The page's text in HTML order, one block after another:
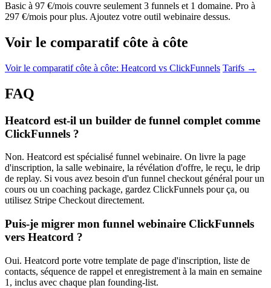
Basic à 97 €/mois couvre seulement 3 funnels et 1 domaine. Pro à
297 €/mois pour plus. Ajoutez votre outil webinaire dessus.
Voir le comparatif côte à côte
Voir le comparatif côte à côte: Heatcord vs ClickFunnels Tarifs →
FAQ
Heatcord est-il un builder de funnel complet comme
ClickFunnels ?
Non. Heatcord est spécialisé funnel webinaire. On livre la page
d'inscription, la salle webinaire, la révélation d'offre, le reçu, le drip
de replay. Si vous avez besoin d'un funnel checkout général pour un
cours ou un coaching package, gardez ClickFunnels pour ça, ou
utilisez Stripe Checkout directement.
Puis-je migrer mon funnel webinaire ClickFunnels
vers Heatcord ?
Oui. Heatcord porte votre template de page d'inscription, liste de
contacts, séquence de rappel et enregistrement à la main en semaine
1, inclus avec chaque plan founding-list.